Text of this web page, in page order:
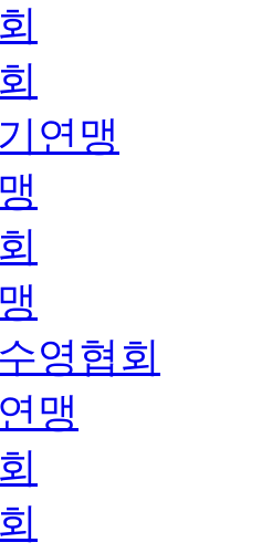
연맹
영협회
맹